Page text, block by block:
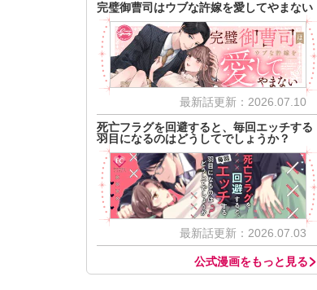
完璧御曹司はウブな許嫁を愛してやまない
最新話更新：2026.07.10
死亡フラグを回避すると、毎回エッチする
羽目になるのはどうしてでしょうか？
最新話更新：2026.07.03
公式漫画をもっと見る